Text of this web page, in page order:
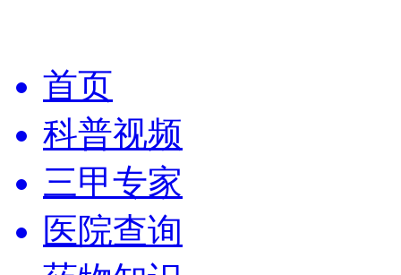
首页
科普视频
三甲专家
医院查询